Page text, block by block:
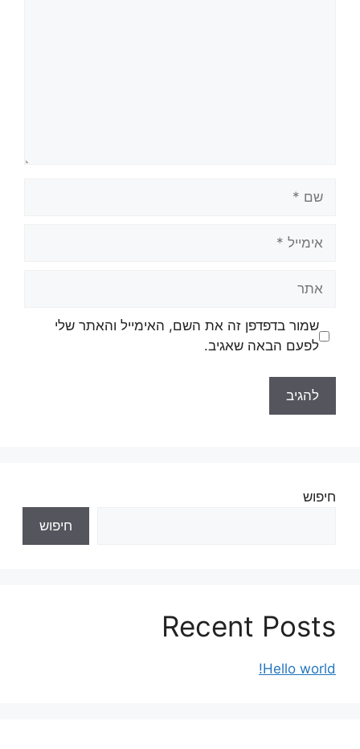
שמור בדפדפן זה את השם, האימייל והאתר שלי
לפעם הבאה שאגיב.
חיפוש
חיפוש
Recent Posts
Hello world!